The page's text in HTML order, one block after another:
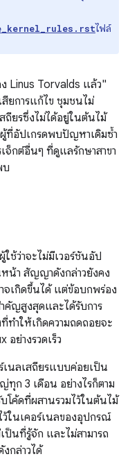
ไฟล์
Linus Torvalds แล้ว"
ยการแก้ไข ชุมชนไม่
ถียรซึ่งไม่ได้อยู่ในต้นไม้
ที่อัปเกรดพบปัญหาเดิมซ้ำ
จ็กต์อื่นๆ ที่ดูแลรักษาสาขา
บ
ช้ว่าจะไม่มีเวอร์ชันอัป
หน้า สัญญาดังกล่าวยังคง
จเกิดขึ้นได้ แต่ข้อบกพร่อง
คัญสูงสุดและได้รับการ
ทําให้เกิดความถดถอยจะ
อย่างรวดเร็ว
เนลเสถียรแบบค่อยเป็น
ทุก 3 เดือน อย่างไรก็ตาม
ค้ดที่ผสานรวมไว้ในต้นไม้
ว้ในเคอร์เนลของอุปกรณ์
ป็นที่รู้จัก และไม่สามารถ
กล่าวได้